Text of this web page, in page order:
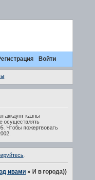
Войти
аккаунт казны -
осуществлять
Чтобы пожертвовать
ивами » И в города))